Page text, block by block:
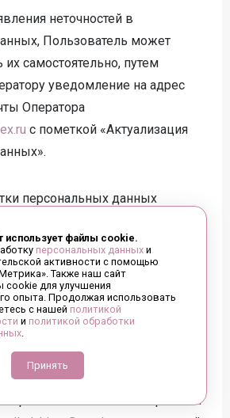
неточностей в
Пользователь может
их самостоятельно, путем
уведомление на адрес
Оператора
с пометкой «Актуализация
персональных данных
данные, если иной
договором или
в любой момент отозвать
обработку персональных
Оператору уведомление
почты на электронный
использует файлы cookie.
персональных данных и
активности с помощью
Также наш сайт
cookie для улучшения
опыта. Продолжая использовать
с нашей политикой
и политикой обработки
.
Принять